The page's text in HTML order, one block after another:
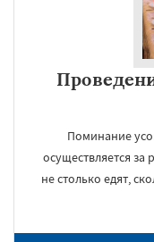
Поминание
осуществляется за
не столько едят,